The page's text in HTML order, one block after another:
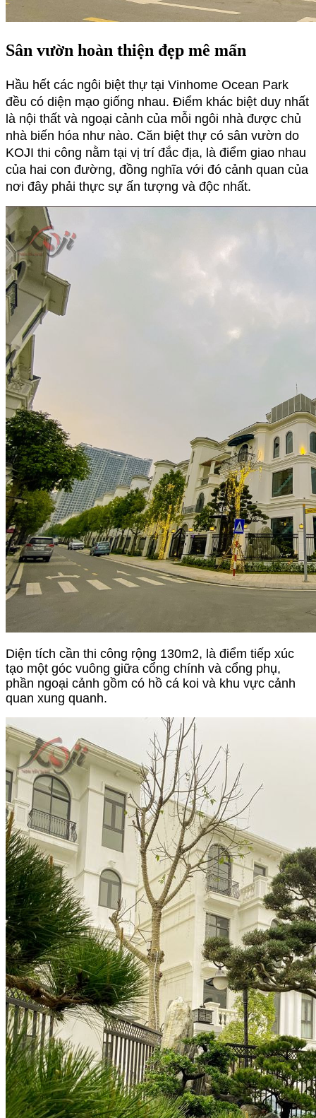
Sân vườn hoàn thiện đẹp mê mẩn
Hầu hết các ngôi biệt thự tại Vinhome Ocean Park
đều có diện mạo giống nhau. Điểm khác biệt duy nhất
là nội thất và ngoại cảnh của mỗi ngôi nhà được chủ
nhà biến hóa như nào. Căn biệt thự có sân vườn do
KOJI thi công nằm tại vị trí đắc địa, là điểm giao nhau
của hai con đường, đồng nghĩa với đó cảnh quan của
nơi đây phải thực sự ấn tượng và độc nhất.
Diện tích cần thi công rộng 130m2, là điểm tiếp xúc
tạo một góc vuông giữa cổng chính và cổng phụ,
phần ngoại cảnh gồm có hồ cá koi và khu vực cảnh
quan xung quanh.